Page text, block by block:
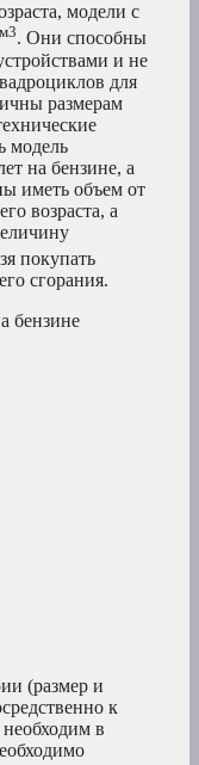
модели с
. Они способны
и не
для
размерам
модель
на бензине, а
иметь объем от
возраста, а
покупать
сгорания.
(размер и
к
в